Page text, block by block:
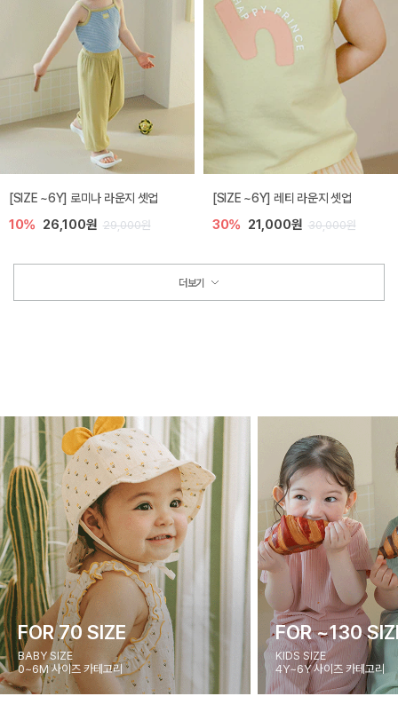
[SIZE ~6Y] 로미나 라운지 셋업
10% 26,100원 29,000원
[SIZE ~6Y] 레티 라운지 셋업
30% 21,000원 30,000원
더보기
FOR 70 SIZE
BABY SIZE
0~6M 사이즈 카테고리
FOR ~130
KIDS SIZE
4Y~6Y 사이즈 카테고리